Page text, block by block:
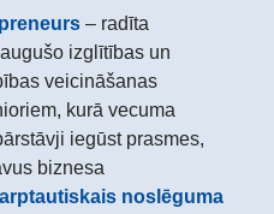
– radīta
izglītības un
veicināšanas
kurā vecuma
iegūst prasmes,
biznesa
noslēguma